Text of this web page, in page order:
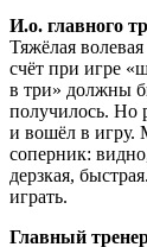
И.о. главного
Тяжёлая
счёт при игре
в три» должны
получилось. Но
и вошёл в игру.
соперник:
дерзкая,
играть.
Главный